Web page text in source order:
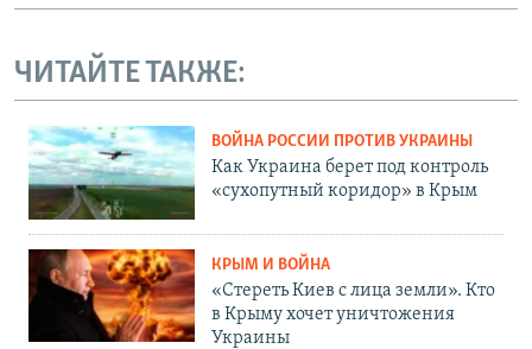
ЧИТАЙТЕ ТАКЖЕ:
ВОЙНА РОССИИ ПРОТИВ УКРАИНЫ
Как Украина берет под контроль
«сухопутный коридор» в Крым
КРЫМ И ВОЙНА
«Стереть Киев с лица земли». Кто
в Крыму хочет уничтожения
Украины